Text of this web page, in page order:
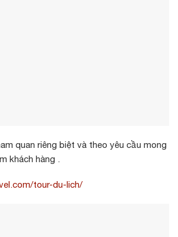
quan riêng biệt và theo yêu cầu mong
khách hàng .
tour-du-lich/